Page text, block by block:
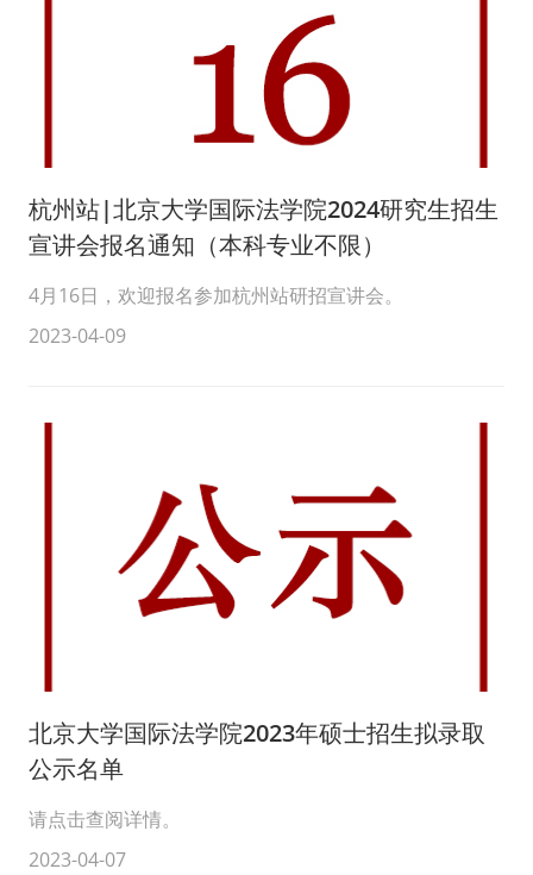
杭州站|北京大学国际法学院2024研究生招生
宣讲会报名通知（本科专业不限）
4月16日，欢迎报名参加杭州站研招宣讲会。
2023-04-09
北京大学国际法学院2023年硕士招生拟录取
公示名单
请点击查阅详情。
2023-04-07